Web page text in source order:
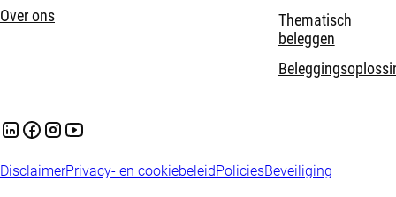
Over ons
Thematisch
beleggen
DisclaimerPrivacy- en cookiebeleidPoliciesBeveiliging